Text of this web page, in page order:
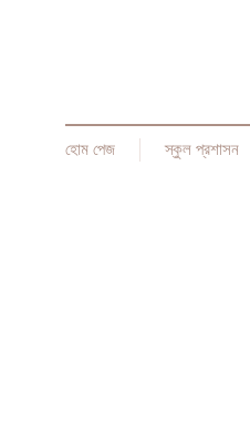
হোম পেজ স্কুল প্রশাসন